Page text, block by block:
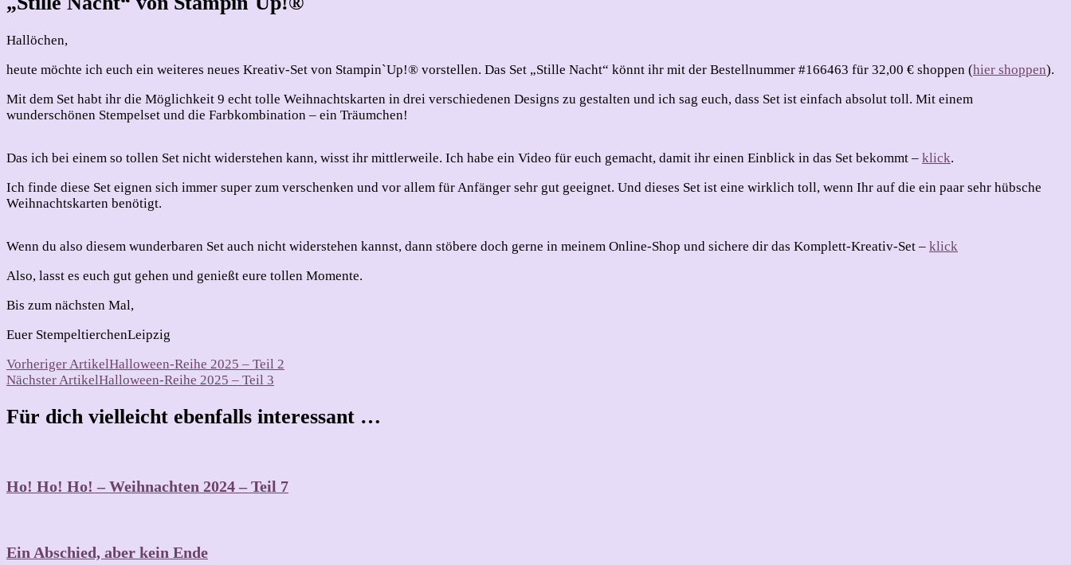
Hallöchen,
heute möchte ich euch ein weiteres neues Kreativ-Set von Stampin`Up!® vorstellen. Das Set „Stille Nacht“ könnt ihr mit der Bestellnummer #166463 für 32,00 € shoppen (hier shoppen).
Mit dem Set habt ihr die Möglichkeit 9 echt tolle Weihnachtskarten in drei verschiedenen Designs zu gestalten und ich sag euch, dass Set ist einfach absolut toll. Mit einem
wunderschönen Stempelset und die Farbkombination – ein Träumchen!
Das ich bei einem so tollen Set nicht widerstehen kann, wisst ihr mittlerweile. Ich habe ein Video für euch gemacht, damit ihr einen Einblick in das Set bekommt – klick.
Ich finde diese Set eignen sich immer super zum verschenken und vor allem für Anfänger sehr gut geeignet. Und dieses Set ist eine wirklich toll, wenn Ihr auf die ein paar sehr hübsche
Weihnachtskarten benötigt.
Wenn du also diesem wunderbaren Set auch nicht widerstehen kannst, dann stöbere doch gerne in meinem Online-Shop und sichere dir das Komplett-Kreativ-Set – klick
Also, lasst es euch gut gehen und genießt eure tollen Momente.
Bis zum nächsten Mal,
Euer StempeltierchenLeipzig
Beitragsnavigation
Vorheriger ArtikelHalloween-Reihe 2025 – Teil 2
Nächster ArtikelHalloween-Reihe 2025 – Teil 3
Für dich vielleicht ebenfalls interessant …
Ho! Ho! Ho! – Weihnachten 2024 – Teil 7
Ein Abschied, aber kein Ende